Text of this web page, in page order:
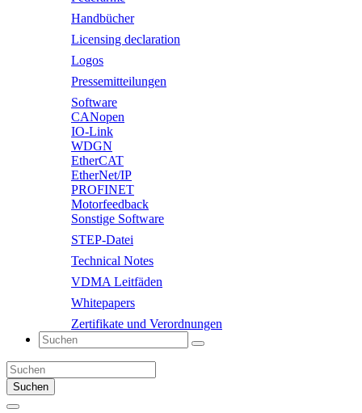
Handbücher
Licensing declaration
Logos
Pressemitteilungen
Software
CANopen
IO-Link
WDGN
EtherCAT
EtherNet/IP
PROFINET
Motorfeedback
Sonstige Software
STEP-Datei
Technical Notes
VDMA Leitfäden
Whitepapers
Zertifikate und Verordnungen
Suchen